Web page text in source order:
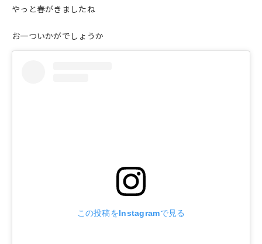
やっと春がきましたね
お一ついかがでしょうか
この投稿をInstagramで見る